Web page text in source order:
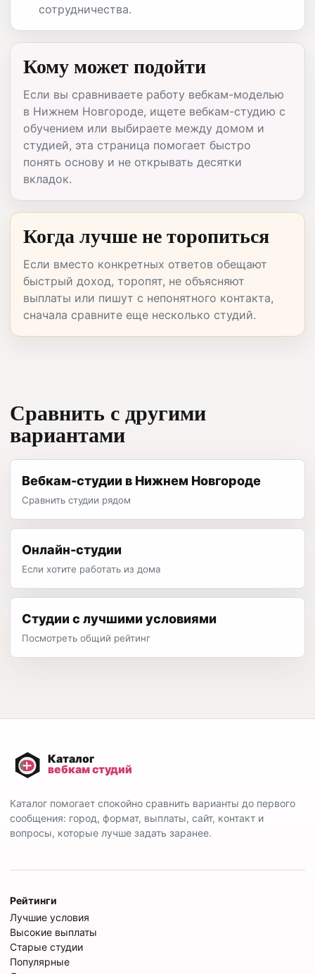
сотрудничества.
Кому может подойти
Если вы сравниваете работу вебкам-моделью
в Нижнем Новгороде, ищете вебкам-студию с
обучением или выбираете между домом и
студией, эта страница помогает быстро
понять основу и не открывать десятки
вкладок.
Когда лучше не торопиться
Если вместо конкретных ответов обещают
быстрый доход, торопят, не объясняют
выплаты или пишут с непонятного контакта,
сначала сравните еще несколько студий.
Сравнить с другими
вариантами
Вебкам-студии в Нижнем Новгороде
Сравнить студии рядом
Онлайн-студии
Если хотите работать из дома
Студии с лучшими условиями
Посмотреть общий рейтинг
Каталог помогает спокойно сравнить варианты до первого
сообщения: город, формат, выплаты, сайт, контакт и
вопросы, которые лучше задать заранее.
Рейтинги
Лучшие условия
Высокие выплаты
Старые студии
Популярные